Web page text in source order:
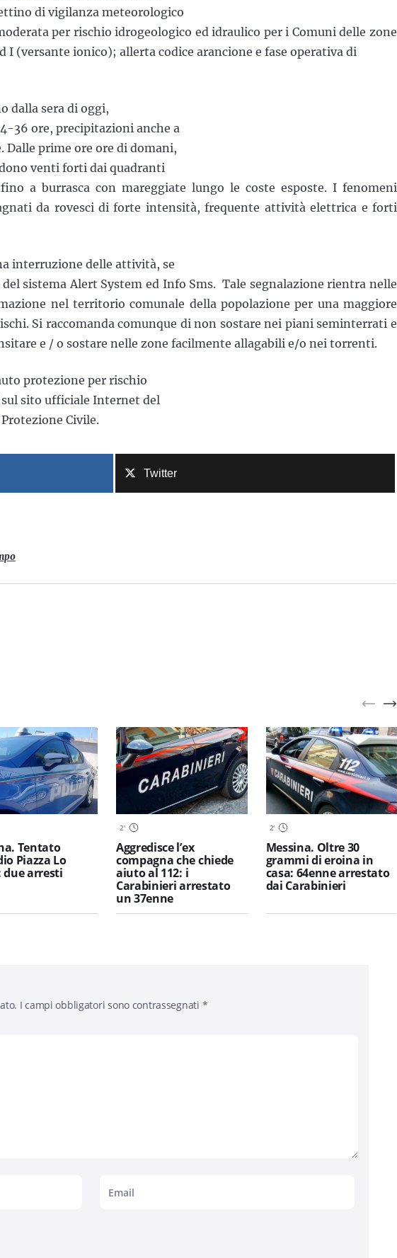
di vigilanza meteorologico
per rischio idrogeologico ed idraulico per i Comuni delle zone
I (versante ionico); allerta codice arancione e fase operativa di
dalla sera di oggi,
36 ore, precipitazioni anche a
Dalle prime ore ore di domani,
venti forti dai quadranti
a burrasca con mareggiate lungo le coste esposte. I fenomeni
da rovesci di forte intensità, frequente attività elettrica e forti
interruzione delle attività, se
sistema Alert System ed Info Sms. Tale segnalazione rientra nelle
nel territorio comunale della popolazione per una maggiore
Si raccomanda comunque di non sostare nei piani seminterrati e
e / o sostare nelle zone facilmente allagabili e/o nei torrenti.
protezione per rischio
sito ufficiale Internet del
Civile.
Twitter
Tentato
Piazza Lo
due arresti
2'
Aggredisce l’ex
compagna che chiede
aiuto al 112: i
Carabinieri arrestato
un 37enne
2'
Messina. Oltre 30
grammi di eroina in
casa: 64enne arrestato
dai Carabinieri
I campi obbligatori sono contrassegnati *